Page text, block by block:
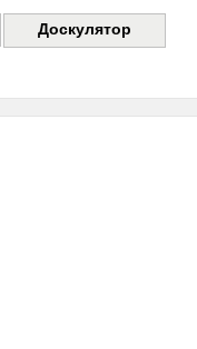
Доскулятор